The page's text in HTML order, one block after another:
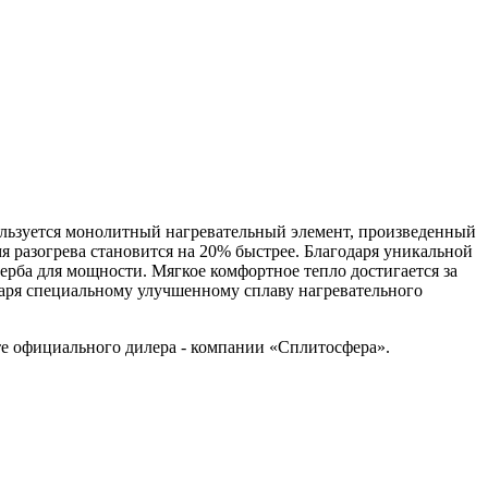
монолитный нагревательный элемент, произведенный
становится на 20% быстрее. Благодаря уникальной
для мощности. Мягкое комфортное тепло достигается за
специальному улучшенному сплаву нагревательного
официального дилера - компании «Сплитосфера».